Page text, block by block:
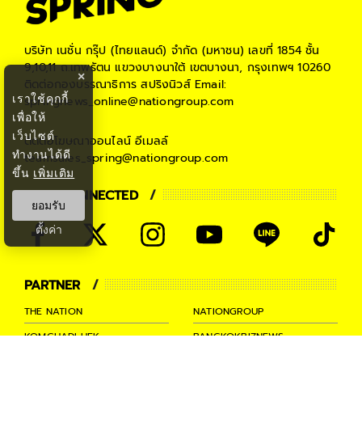
บริษัท เนชั่น กรุ๊ป (ไทยแลนด์) จำกัด (มหาชน) เลขที่ 1854 ชั้น
9,10,11 ถ.เทพรัตน แขวงบางนาใต้ เขตบางนา, กรุงเทพฯ 10260
ติดต่อกองบรรณาธิการ สปริงนิวส์Email:
springnews_online@nationgroup.com
ติดต่อโฆษณาออนไลน์ อีเมลล์
teamsales_spring@nationgroup.com
STAY CONNECTED
PARTNER
THE NATION
NATIONGROUP
KOMCHADLUEK
BANGKOKBIZNEWS
×
เราใช้คุกกี้
เพื่อให้
เว็บไซต์
ทำงานได้ดี
ขึ้น เพิ่มเติม
ยอมรับ
ตั้งค่า